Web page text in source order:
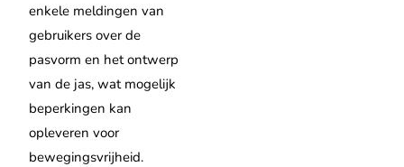
enkele meldingen van
gebruikers over de
pasvorm en het ontwerp
van de jas, wat mogelijk
beperkingen kan
opleveren voor
bewegingsvrijheid.